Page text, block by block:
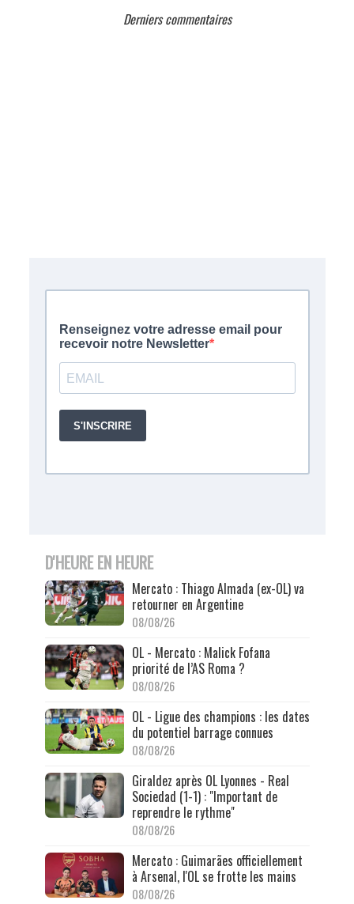
Derniers commentaires
D'HEURE EN HEURE
Mercato : Thiago Almada (ex-OL) va
retourner en Argentine
08/08/26
OL - Mercato : Malick Fofana
priorité de l’AS Roma ?
08/08/26
OL - Ligue des champions : les dates
du potentiel barrage connues
08/08/26
Giraldez après OL Lyonnes - Real
Sociedad (1-1) : "Important de
reprendre le rythme"
08/08/26
Mercato : Guimarães officiellement
à Arsenal, l'OL se frotte les mains
08/08/26